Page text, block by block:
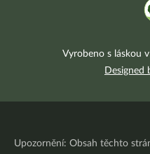
Vyrobeno s láskou
Designed
Upozornění: Obsah těchto